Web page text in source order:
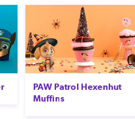
PAW Patrol Hexenhut
Muffins